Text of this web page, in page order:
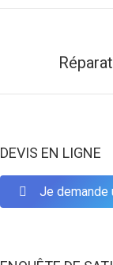
article
DEVIS EN LIGNE
Je demande